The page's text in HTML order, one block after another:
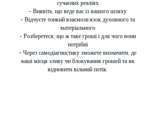
сучасних реаліях
- Виявіть, що веде вас із вашого шляху
- Відчуєте тонкий взаємозв'язок духовного та
матеріального
- Розберетеся, що ж таке гроші і для чого вони
потрібні
- Через самодіагностику зможете визначити, де
ваші місця зливу чи блокування грошей та як
відновити вільний потік.